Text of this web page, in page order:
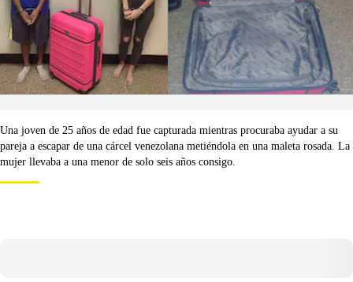
Una joven de 25 años de edad fue capturada mientras procuraba ayudar a su
pareja a escapar de una cárcel venezolana metiéndola en una maleta rosada. La
mujer llevaba a una menor de solo seis años consigo.